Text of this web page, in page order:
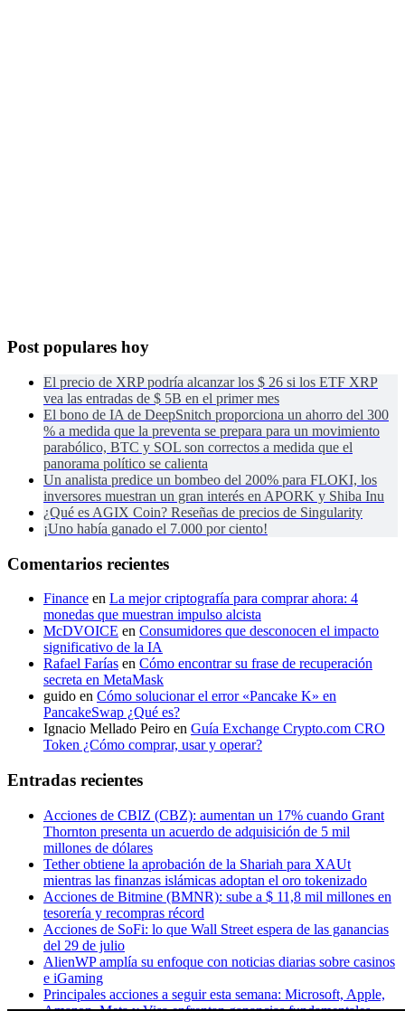
Post populares hoy
El precio de XRP podría alcanzar los $ 26 si los ETF XRP
vea las entradas de $ 5B en el primer mes
El bono de IA de DeepSnitch proporciona un ahorro del 300
% a medida que la preventa se prepara para un movimiento
parabólico, BTC y SOL son correctos a medida que el
panorama político se calienta
Un analista predice un bombeo del 200% para FLOKI, los
inversores muestran un gran interés en APORK y Shiba Inu
¿Qué es AGIX Coin? Reseñas de precios de Singularity
¡Uno había ganado el 7.000 por ciento!
Comentarios recientes
Finance en La mejor criptografía para comprar ahora: 4
monedas que muestran impulso alcista
McDVOICE en Consumidores que desconocen el impacto
significativo de la IA
Rafael Farías en Cómo encontrar su frase de recuperación
secreta en MetaMask
guido en Cómo solucionar el error «Pancake K» en
PancakeSwap ¿Qué es?
Ignacio Mellado Peiro en Guía Exchange Crypto.com CRO
Token ¿Cómo comprar, usar y operar?
Entradas recientes
Acciones de CBIZ (CBZ): aumentan un 17% cuando Grant
Thornton presenta un acuerdo de adquisición de 5 mil
millones de dólares
Tether obtiene la aprobación de la Shariah para XAUt
mientras las finanzas islámicas adoptan el oro tokenizado
Acciones de Bitmine (BMNR): sube a $ 11,8 mil millones en
tesorería y recompras récord
Acciones de SoFi: lo que Wall Street espera de las ganancias
del 29 de julio
AlienWP amplía su enfoque con noticias diarias sobre casinos
e iGaming
Principales acciones a seguir esta semana: Microsoft, Apple,